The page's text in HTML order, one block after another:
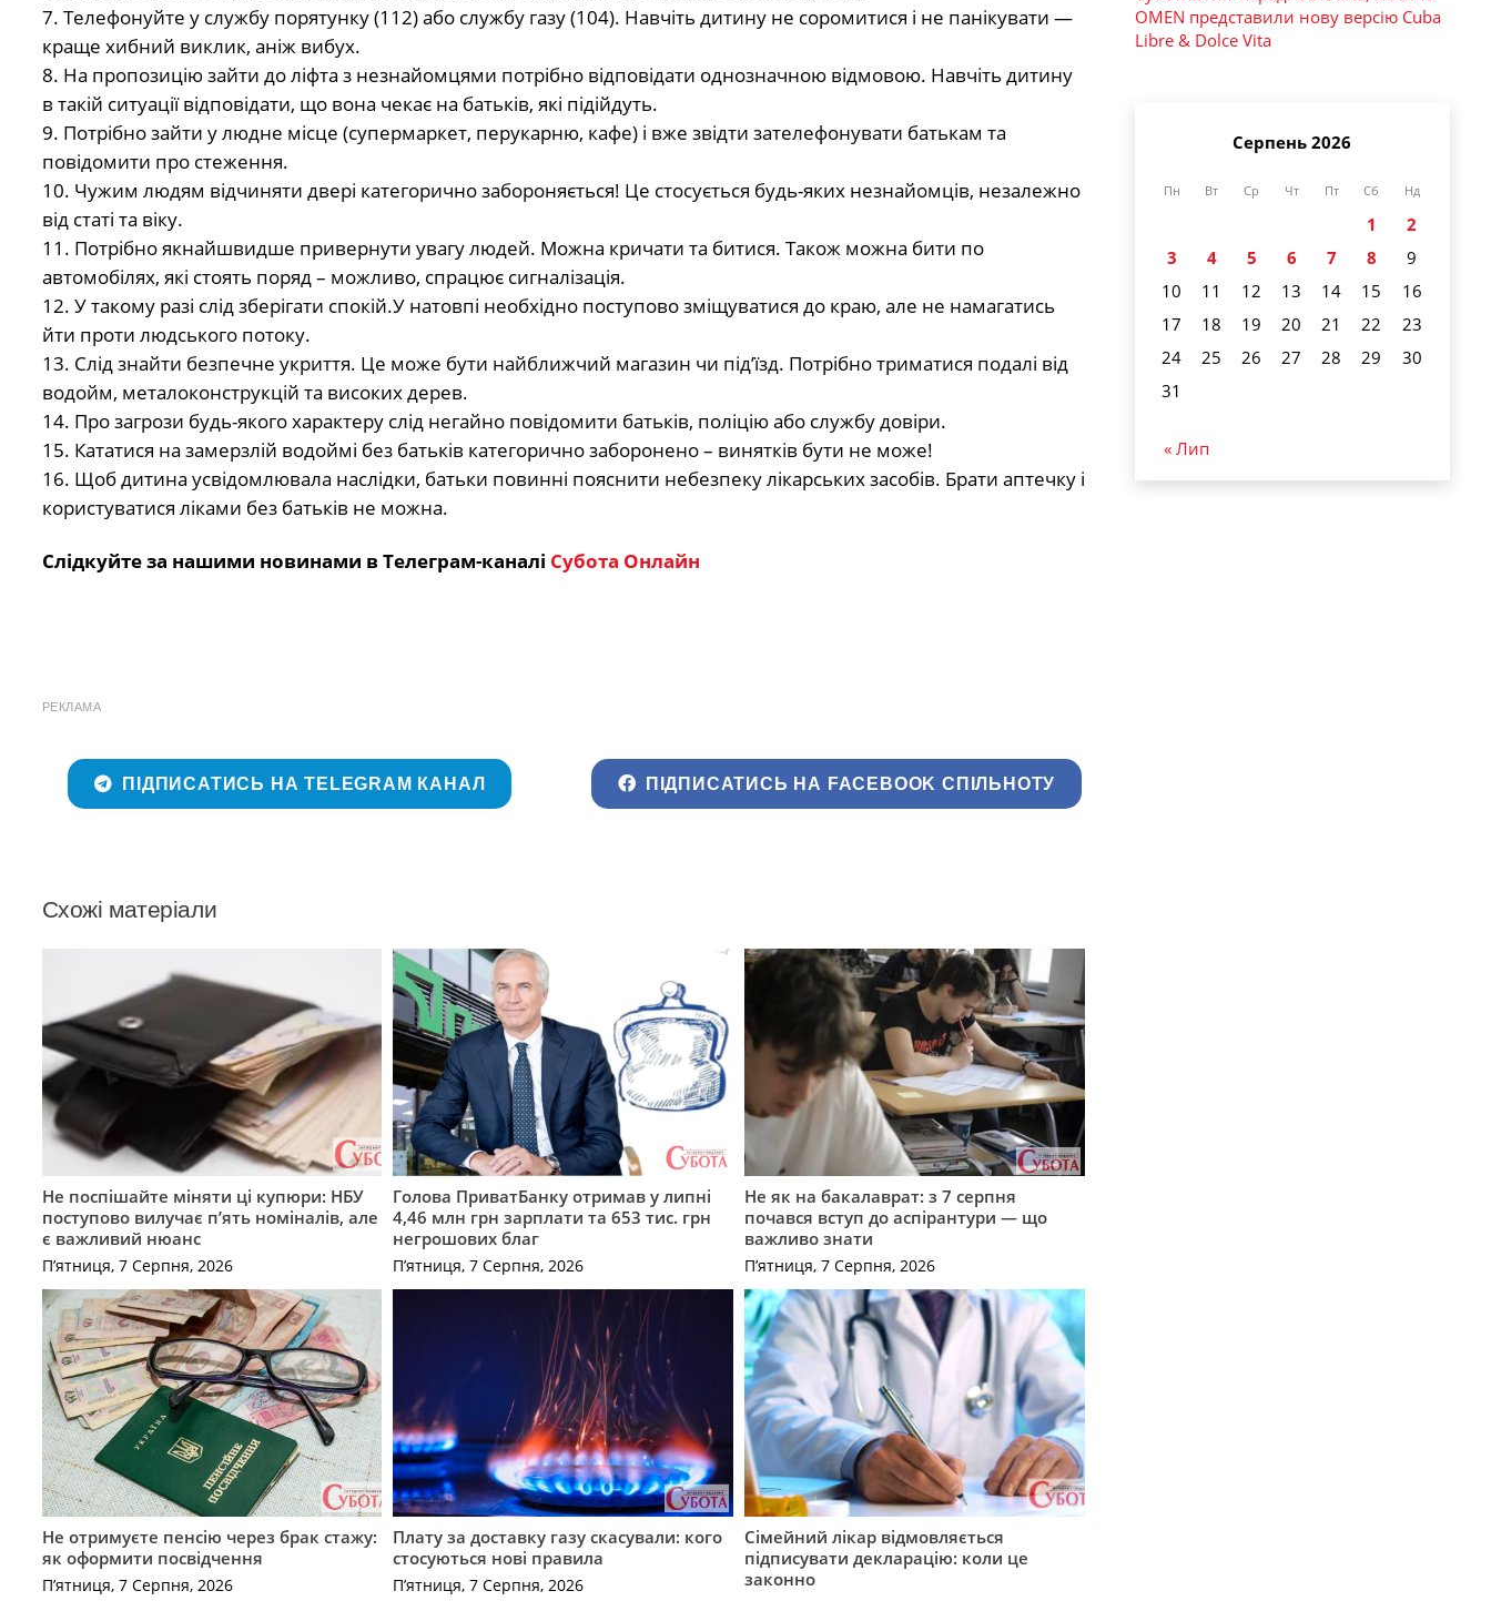
7. Телефонуйте у службу порятунку (112) або службу газу (104). Навчіть дитину не соромитися і не панікувати —
краще хибний виклик, аніж вибух.
8. На пропозицію зайти до ліфта з незнайомцями потрібно відповідати однозначною відмовою. Навчіть дитину
в такій ситуації відповідати, що вона чекає на батьків, які підійдуть.
9. Потрібно зайти у людне місце (супермаркет, перукарню, кафе) і вже звідти зателефонувати батькам та
повідомити про стеження.
10. Чужим людям відчиняти двері категорично забороняється! Це стосується будь-яких незнайомців, незалежно
від статі та віку.
11. Потрібно якнайшвидше привернути увагу людей. Можна кричати та битися. Також можна бити по
автомобілях, які стоять поряд – можливо, спрацює сигналізація.
12. У такому разі слід зберігати спокій.У натовпі необхідно поступово зміщуватися до краю, але не намагатись
йти проти людського потоку.
13. Слід знайти безпечне укриття. Це може бути найближчий магазин чи під’їзд. Потрібно триматися подалі від
водойм, металоконструкцій та високих дерев.
14. Про загрози будь-якого характеру слід негайно повідомити батьків, поліцію або службу довіри.
15. Кататися на замерзлій водоймі без батьків категорично заборонено – винятків бути не може!
16. Щоб дитина усвідомлювала наслідки, батьки повинні пояснити небезпеку лікарських засобів. Брати аптечку і
користуватися ліками без батьків не можна.
Слідкуйте за нашими новинами в Телеграм-каналі Субота Онлайн
РЕКЛАМА
ПІДПИСАТИСЬ НА TELEGRAM КАНАЛ ПІДПИСАТИСЬ НА FACEBOOK СПІЛЬНОТУ
Схожі матеріали
Не поспішайте міняти ці купюри: НБУ
поступово вилучає п’ять номіналів, але
є важливий нюанс
П’ятниця, 7 Серпня, 2026
Голова ПриватБанку отримав у липні
4,46 млн грн зарплати та 653 тис. грн
негрошових благ
П’ятниця, 7 Серпня, 2026
Не як на бакалаврат: з 7 серпня
почався вступ до аспірантури — що
важливо знати
П’ятниця, 7 Серпня, 2026
Не отримуєте пенсію через брак стажу:
як оформити посвідчення
П’ятниця, 7 Серпня, 2026
Плату за доставку газу скасували: кого
стосуються нові правила
П’ятниця, 7 Серпня, 2026
Сімейний лікар відмовляється
підписувати декларацію: коли це
законно
OMEN представили нову версію Cuba
Libre & Dolce Vita
Серпень 2026
Пн Вт Ср Чт Пт Сб Нд
1
2
3
4 5 6 7 8
9
10
11 12 13 14 15
16
17
18 19 20 21 22
23
24
25 26 27 28 29
30
31
« Лип